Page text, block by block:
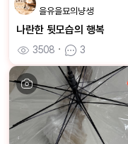
을유을묘의냥생
나란한 뒷모습의 행복
3508 ㆍ 3